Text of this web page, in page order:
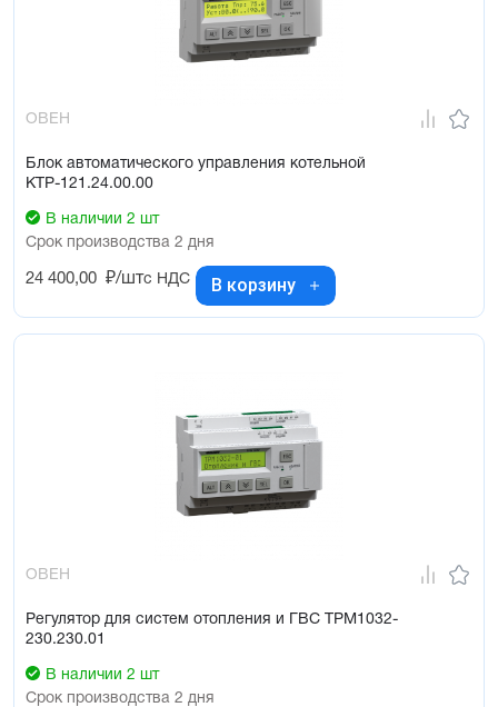
ОВЕН
Блок автоматического управления котельной
КТР-121.24.00.00
В наличии 2 шт
Срок производства 2 дня
24 400,00 ₽/штс НДС В корзину
ОВЕН
Регулятор для систем отопления и ГВС ТРМ1032-
230.230.01
В наличии 2 шт
Срок производства 2 дня